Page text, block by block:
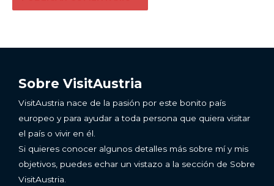
Sobre VisitAustria
VisitAustria nace de la pasión por este bonito país
europeo y para ayudar a toda persona que quiera visitar
el país o vivir en él.
Si quieres conocer algunos detalles más sobre mí y mis
objetivos, puedes echar un vistazo a la sección de Sobre
VisitAustria.